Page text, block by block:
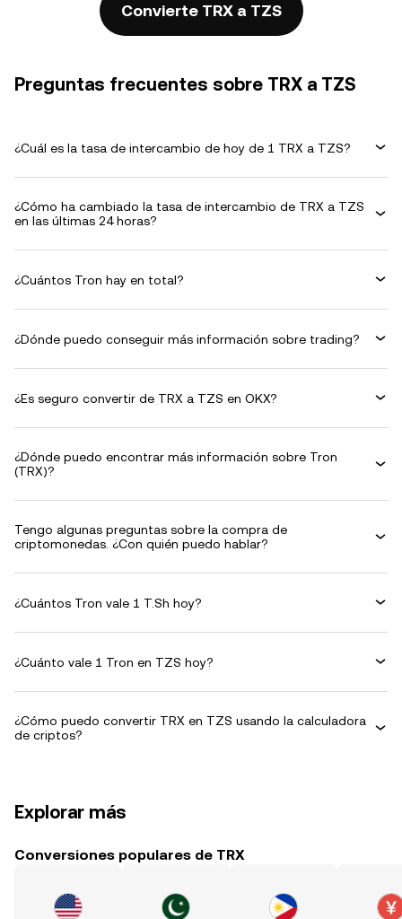
Convierte TRX a TZS
Preguntas frecuentes sobre TRX a TZS
¿Cuál es la tasa de intercambio de hoy de 1 TRX a TZS?
¿Cómo ha cambiado la tasa de intercambio de TRX a TZS
en las últimas 24 horas?
¿Cuántos Tron hay en total?
¿Dónde puedo conseguir más información sobre trading?
¿Es seguro convertir de TRX a TZS en OKX?
¿Dónde puedo encontrar más información sobre Tron
(TRX)?
Tengo algunas preguntas sobre la compra de
criptomonedas. ¿Con quién puedo hablar?
¿Cuántos Tron vale 1 T.Sh hoy?
¿Cuánto vale 1 Tron en TZS hoy?
¿Cómo puedo convertir TRX en TZS usando la calculadora
de criptos?
Explorar más
Conversiones populares de TRX